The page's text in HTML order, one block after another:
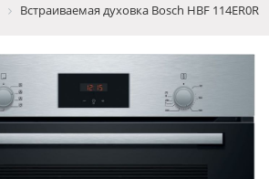
Встраиваемая духовка Bosch HBF 114ER0R